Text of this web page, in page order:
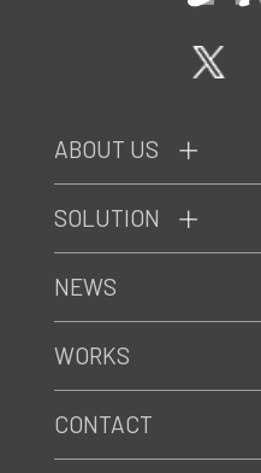
ABOUT US
SOLUTION
NEWS
WORKS
CONTACT